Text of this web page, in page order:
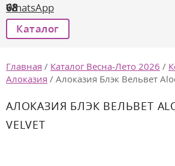
68
WhatsApp
Каталог
Главная / Каталог Весна-Лето 2026 /
Алоказия / Алоказия Блэк Вельвет
АЛОКАЗИЯ БЛЭК ВЕЛЬВЕТ
VELVET